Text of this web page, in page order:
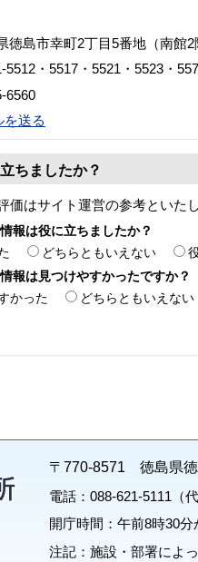
島市幸町2丁目5番地（南館2
5512・5517・5521・5523・
6560
を送る
ちましたか？
価はサイト運営の参考といたし
報は役に立ちましたか？
どちらともいえない
報は見つけやすかったですか？
かった どちらともいえない
〒770-8571 徳島県
電話：088-621-5111（
開庁時間：午前8時30
注記：施設・部署によ